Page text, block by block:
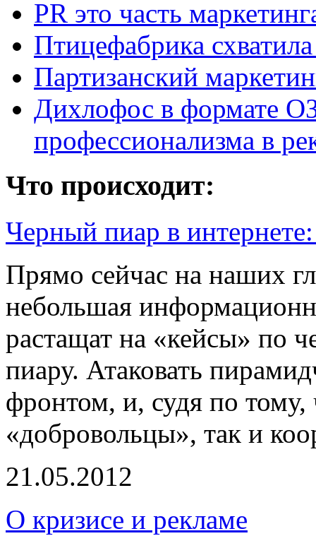
PR это часть
Птицефабрика
Партизанский
Дихлофос в формате
профессионализма в
Что происходит:
Черный пиар в
Прямо сейчас на наших
небольшая
растащат на «кейсы» по
пиару. Атаковать
фронтом, и, судя по тому,
«добровольцы», так и
21.05.2012
О кризисе и рекламе